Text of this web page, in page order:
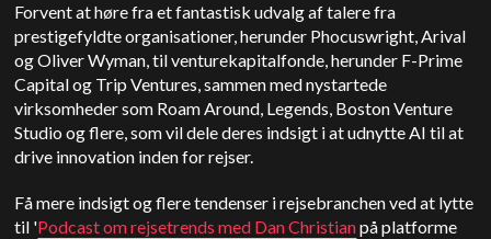
Forvent at høre fra et fantastisk udvalg af talere fra
prestigefyldte organisationer, herunder Phocuswright, Arival
og Oliver Wyman, til venturekapitalfonde, herunder F-Prime
Capital og Trip Ventures, sammen med nystartede
virksomheder som Roam Around, Legends, Boston Venture
Studio og flere, som vil dele deres indsigt i at udnytte AI til at
drive innovation inden for rejser.
Få mere indsigt og flere tendenser i rejsebranchen ved at lytte
til 'Podcast om rejsetrends med Dan Christianpå platforme